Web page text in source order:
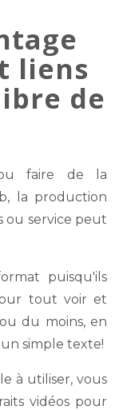
liens
de
faire de la
la production
ou service peut
puisqu'ils
tout voir et
du moins, en
simple texte!
à utiliser, vous
vidéos pour